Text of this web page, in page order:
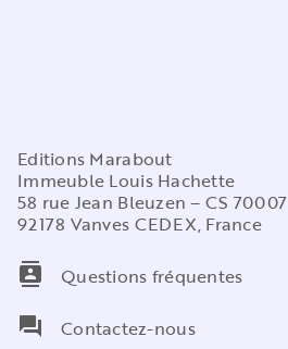
Editions Marabout
Immeuble Louis Hachette
58 rue Jean Bleuzen – CS 70007
92178 Vanves CEDEX, France
contacts
Questions fréquentes
question_answer
Contactez-nous